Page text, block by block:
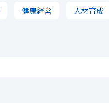
健康経営 人材育成